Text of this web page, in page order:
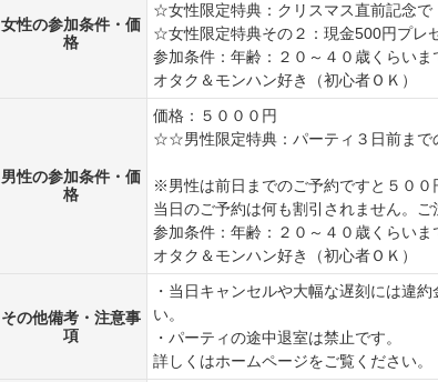
女性の参加条件・価
格
☆女性限定特典：クリスマス直前記念
☆女性限定特典その２：現金500円プレ
参加条件：年齢：２０～４０歳くらいま
オタク＆モンハン好き（初心者ＯＫ）
男性の参加条件・価
格
価格：５０００円
☆☆男性限定特典：パーティ３日前ま
※男性は前日までのご予約ですと５００
当日のご予約は何も割引されません。ご
参加条件：年齢：２０～４０歳くらいま
オタク＆モンハン好き（初心者ＯＫ）
その他備考・注意事
項
・当日キャンセルや大幅な遅刻には違
い。
・パーティの途中退室は禁止です。
詳しくはホームページをご覧ください。